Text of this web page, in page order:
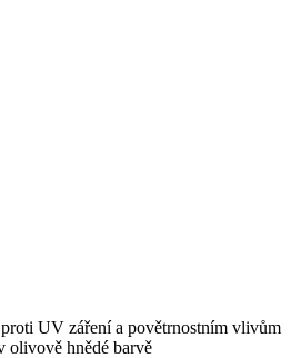
UV záření a povětrnostním vlivům
olivově hnědé barvě